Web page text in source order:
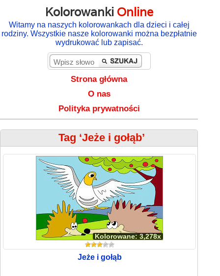
Kolorowanki Online
Witamy na naszych kolorowankach dla dzieci i całej
rodziny. Wszystkie nasze kolorowanki można bezpłatnie
wydrukować lub zapisać.
Strona główna
O nas
Polityka prywatności
Tag ‘Jeże i gołąb’
Kolorowane: 3,278x
Jeże i gołąb